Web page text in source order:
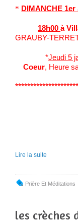
* DIMANCHE
18h00 à
GRAUBY-
*Jeudi 5
Coeur, Heure
Lire la suite
Prière Et Méditations
les crèches